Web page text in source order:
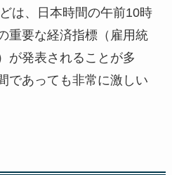
は、日本時間の午前10時
重要な経済指標（雇用統
が発表されることが多
であっても非常に激しい